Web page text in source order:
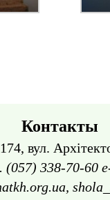
Контакты
вул.
(057) 338-70-60